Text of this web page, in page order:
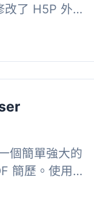
改了 H5P 外
個簡單強大的
簡歷。使用者
短代碼在乾淨
」...